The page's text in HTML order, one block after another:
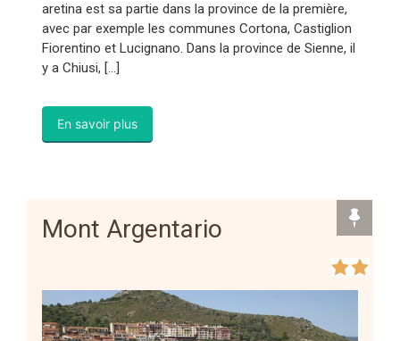
aretina est sa partie dans la province de la première,
avec par exemple les communes Cortona, Castiglion
Fiorentino et Lucignano. Dans la province de Sienne, il
y a Chiusi, […]
En savoir plus
Mont Argentario